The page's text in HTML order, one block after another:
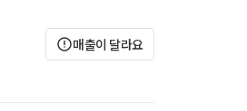
매출이 달라요